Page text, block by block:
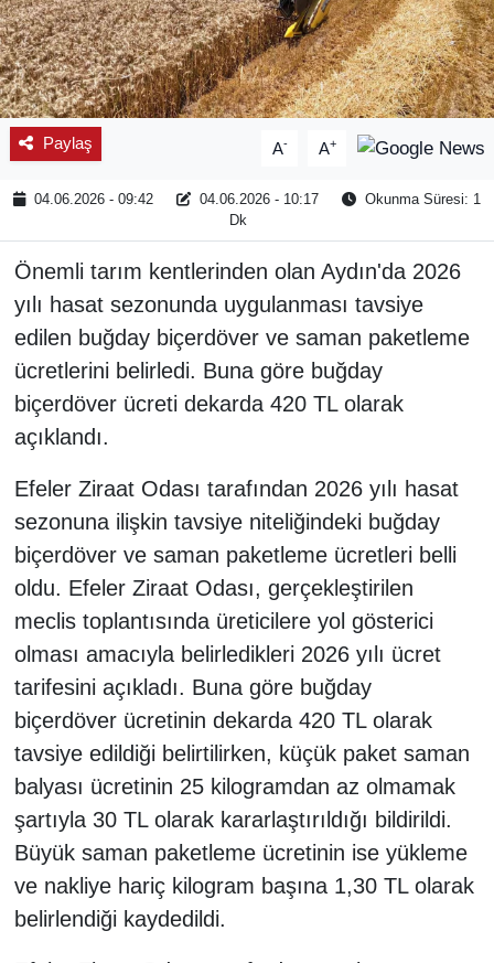
Paylaş A- A+
04.06.2026 - 09:42 04.06.2026 - 10:17
Okunma Süresi: 1
Dk
Önemli tarım kentlerinden olan Aydın'da 2026
yılı hasat sezonunda uygulanması tavsiye
edilen buğday biçerdöver ve saman paketleme
ücretlerini belirledi. Buna göre buğday
biçerdöver ücreti dekarda 420 TL olarak
açıklandı.
Efeler Ziraat Odası tarafından 2026 yılı hasat
sezonuna ilişkin tavsiye niteliğindeki buğday
biçerdöver ve saman paketleme ücretleri belli
oldu. Efeler Ziraat Odası, gerçekleştirilen
meclis toplantısında üreticilere yol gösterici
olması amacıyla belirledikleri 2026 yılı ücret
tarifesini açıkladı. Buna göre buğday
biçerdöver ücretinin dekarda 420 TL olarak
tavsiye edildiği belirtilirken, küçük paket saman
balyası ücretinin 25 kilogramdan az olmamak
şartıyla 30 TL olarak kararlaştırıldığı bildirildi.
Büyük saman paketleme ücretinin ise yükleme
ve nakliye hariç kilogram başına 1,30 TL olarak
belirlendiği kaydedildi.
KÜLTÜR SANAT
MAGAZİN